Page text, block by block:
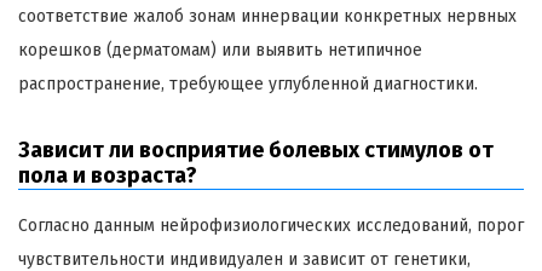
соответствие жалоб зонам иннервации конкретных нервных
корешков (дерматомам) или выявить нетипичное
распространение, требующее углубленной диагностики.
Зависит ли восприятие болевых стимулов от
пола и возраста?
Согласно данным нейрофизиологических исследований, порог
чувствительности индивидуален и зависит от генетики,